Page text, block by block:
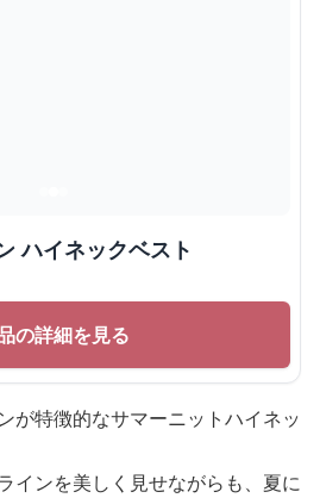
ハイネックベスト
の詳細を見る
が特徴的なサマーニットハイネッ
インを美しく見せながらも、夏に